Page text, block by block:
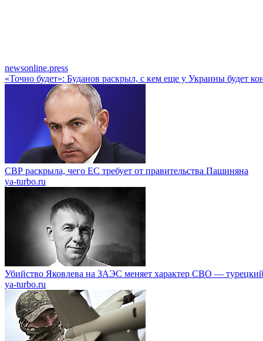
newsonline.press
«Точно будет»: Буданов раскрыл, с кем еще у Украины будет
СВР раскрыла, чего ЕС требует от правительства Пашиняна
ya-turbo.ru
Убийство Яковлева на ЗАЭС меняет характер СВО —
ya-turbo.ru